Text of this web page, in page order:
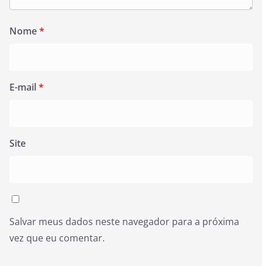
Nome*
E-mail*
Site
Salvar meus dados neste navegador para a próxima
vez que eu comentar.